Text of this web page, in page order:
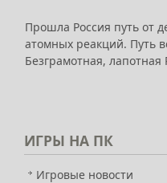
Прошла Россия путь от
атомных реакций. Путь
Безграмотная, лапотная
ИГРЫ НА ПК
Игровые новости